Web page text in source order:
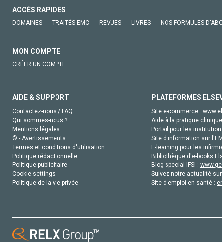
ACCÈS RAPIDES
DOMAINES TRAITÉS EMC REVUES LIVRES NOS FORMULES
MON COMPTE
CRÉER UN COMPTE
AIDE & SUPPORT
Contactez-nous / FAQ
Qui sommes-nous ?
Mentions légales
© - Avertissements
Termes et conditions d'utilisation
Politique rédactionnelle
Politique publicitaire
Cookie settings
Politique de la vie privée
PLATEFORMES
Site e-commerce :
Aide à la pratique
Portail pour les
Site d'information sur
E-learning pour les
Bibliothèque d'e-books
Blog special IFSI :
Suivez notre actualité
Site d'emploi en santé :